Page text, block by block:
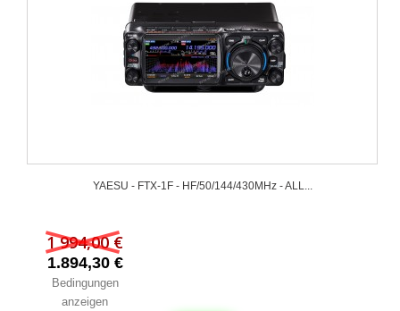
YAESU - FTX-1F - HF/50/144/430MHz - ALL...
1 994,00 €
1.894,30 €
Bedingungen
anzeigen